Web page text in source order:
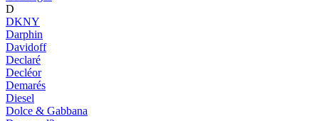
D
DKNY
Darphin
Davidoff
Declaré
Decléor
Demarés
Diesel
Dolce & Gabbana